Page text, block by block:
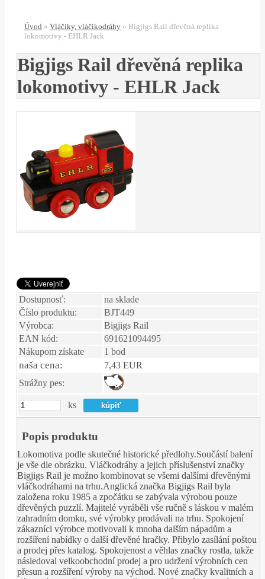
Úvod » Vláčiky, vláčikodráhy » Bigjigs Rail dřevěná replika
lokomotivy - EHLR Jack
Bigjigs Rail dřevěná replika
lokomotivy - EHLR Jack
Dostupnosť:
na sklade
Číslo produktu:
BJT449
Výrobca:
Bigjigs Rail
EAN kód:
691621094495
Nákupom získate
1 bod
naša cena:
7,43 EUR
Strážny pes:
ks
Popis produktu
Lokomotiva podle skutečné historické předlohy.Součástí balení
je vše dle obrázku. Vláčkodráhy a jejich příslušenství značky
Bigjigs Rail je možno kombinovat se všemi dalšími dřevěnými
vláčkodráhami na trhu.Anglická značka Bigjigs Rail byla
založena roku 1985 a zpočátku se zabývala výrobou pouze
dřevěných puzzlí. Majitelé vyráběli vše ručně s láskou v malém
zahradním domku, své výrobky prodávali na trhu. Spokojení
zákazníci výrobce motivovali k mnoha dalším nápadům a
rozšíření nabídky o další dřevěné hračky. Přibylo zasílání poštou
a prodej přes katalog. Spokojenost a věhlas značky rostla, takže
následoval velkoobchodní prodej a pro udržení výrobních cen
přesun a rozšíření výroby na východ. Nové značky kvalitních a